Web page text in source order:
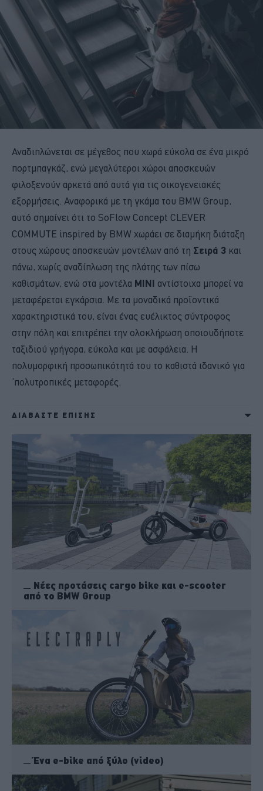
Αναδιπλώνεται σε μέγεθος που χωρά εύκολα σε ένα μικρό
πορτμπαγκάζ, ενώ μεγαλύτεροι χώροι αποσκευών
φιλοξενούν αρκετά από αυτά για τις οικογενειακές
εξορμήσεις. Αναφορικά με τη γκάμα του BMW Group,
αυτό σημαίνει ότι το SoFlow Concept CLEVER
COMMUTE inspired by BMW χωράει σε διαμήκη διάταξη
στους χώρους αποσκευών μοντέλων από τη Σειρά 3 και
πάνω, χωρίς αναδίπλωση της πλάτης των πίσω
καθισμάτων, ενώ στα μοντέλα MINI αντίστοιχα μπορεί να
μεταφέρεται εγκάρσια. Με τα μοναδικά προϊοντικά
χαρακτηριστικά του, είναι ένας ευέλικτος σύντροφος
στην πόλη και επιτρέπει την ολοκλήρωση οποιουδήποτε
ταξιδιού γρήγορα, εύκολα και με ασφάλεια. Η
πολυμορφική προσωπικότητά του το καθιστά ιδανικό για
‘πολυτροπικές μεταφορές.
ΔΙΑΒΑΣΤΕ ΕΠΙΣΗΣ
Νέες προτάσεις cargo bike και e-scooter
από το BMW Group
Ένα e-bike από ξύλο (video)